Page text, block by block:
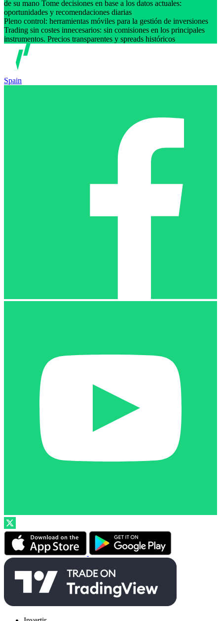
de su mano Tome decisiones en base a los datos actuales:
oportunidades y recomendaciones diarias
Pleno control: herramientas móviles para la gestión de inversiones
Trading sin costes innecesarios: sin comisiones en los principales
instrumentos. Precios transparentes y spreads históricos
Spain